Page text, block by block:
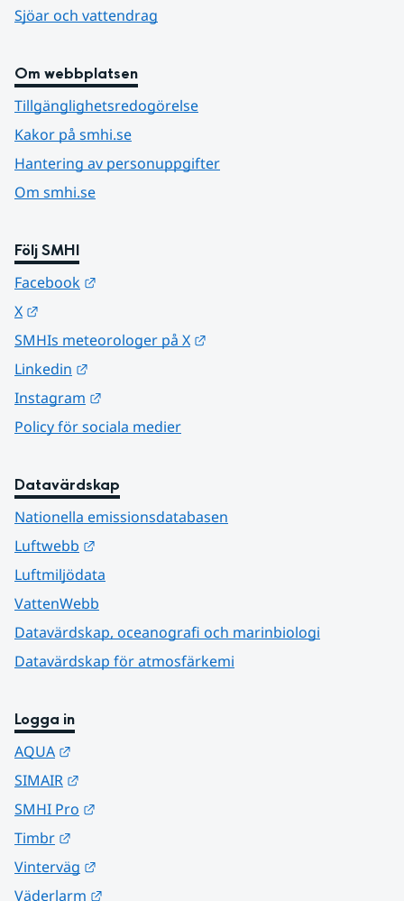
Sjöar och vattendrag
Om webbplatsen
Tillgänglighetsredogörelse
Kakor på smhi.se
Hantering av personuppgifter
Om smhi.se
Följ SMHI
Facebook
X
SMHIs meteorologer på X
Linkedin
Instagram
Policy för sociala medier
Datavärdskap
Nationella emissionsdatabasen
Luftwebb
Luftmiljödata
VattenWebb
Datavärdskap, oceanografi och marinbiologi
Datavärdskap för atmosfärkemi
Logga in
AQUA
SIMAIR
SMHI Pro
Timbr
Vinterväg
Väderlarm